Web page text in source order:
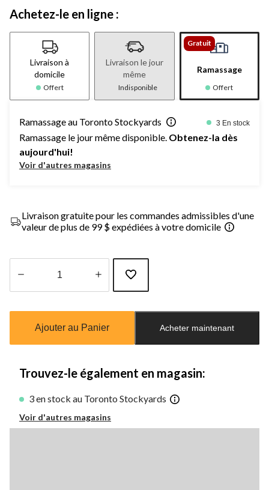
Achetez-le en ligne :
Livraison à
domicile
Offert
Livraison le jour
même
Indisponible
Gratuit
Ramassage
Offert
Ramassage au Toronto Stockyards 3 En stock
Ramassage le jour même disponible. Obtenez-la dès
aujourd'hui!
Voir d'autres magasins
Livraison gratuite pour les commandes admissibles d'une
valeur de plus de 99 $ expédiées à votre domicile
mise
à
Ajouter au Panier Acheter maintenant
Trouvez-le également en magasin:
3 en stock au Toronto Stockyards
Voir d'autres magasins